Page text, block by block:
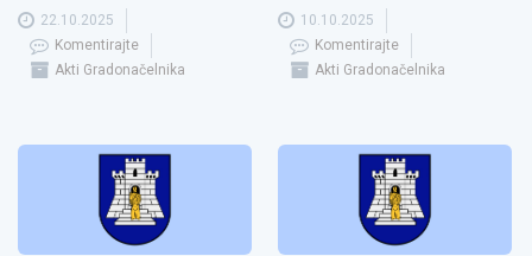
22.10.2025
Komentirajte
Akti Gradonačelnika
10.10.2025
Komentirajte
Akti Gradonačelnika